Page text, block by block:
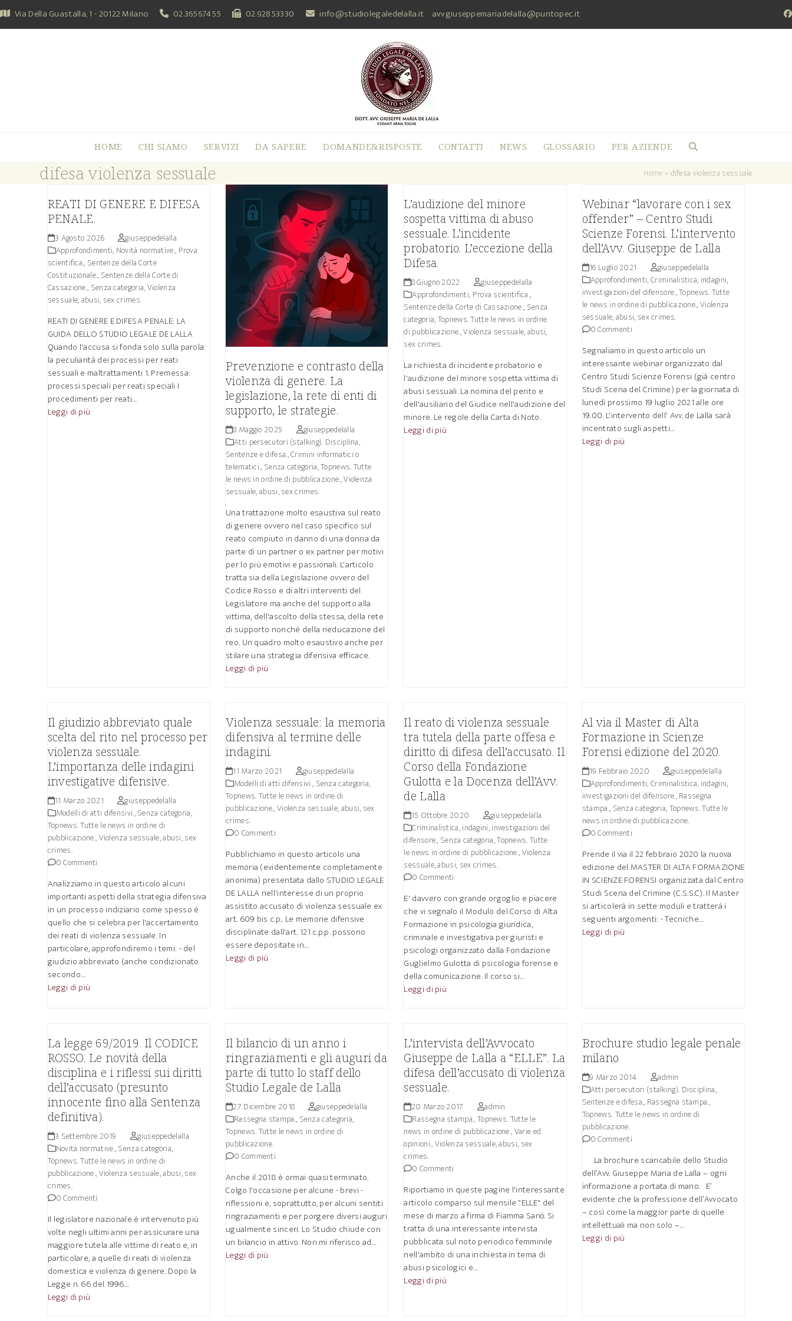
Skip
to
content
Via Della Guastalla, 1 - 20122 Milano 02.36567455 02.92853330 info@studiolegaledelalla.it avvgiuseppemariadelalla@puntopec.it
HOME CHI SIAMO SERVIZI DA SAPERE DOMANDE&RISPOSTE CONTATTI NEWS GLOSSARIO PER AZIENDE
difesa violenza sessuale Home »difesa violenza sessuale
REATI DI GENERE E DIFESA
PENALE.
3 Agosto 2026
giuseppedelalla
Approfondimenti, Novità normative., Prova
scientifica., Sentenze della Corte
Costituzionale., Sentenze della Corte di
Cassazione., Senza categoria,Violenza
sessuale, abusi, sex crimes.
REATI DI GENERE E DIFESA PENALE: LA
GUIDA DELLO STUDIO LEGALE DE LALLA
Quando l'accusa si fonda solo sulla parola:
la peculiarità dei processi per reati
sessuali e maltrattamenti 1. Premessa:
processi speciali per reati speciali I
procedimenti per reati…
Leggi di più
Prevenzione e contrasto della
violenza di genere. La
legislazione, la rete di enti di
supporto, le strategie.
8 Maggio 2025
giuseppedelalla
Atti persecutori (stalking). Disciplina,
Sentenze e difesa.,Crimini informatici o
telematici., Senza categoria,Topnews. Tutte
le news in ordine di pubblicazione.,Violenza
sessuale, abusi, sex crimes.
Una trattazione molto esaustiva sul reato
di genere ovvero nel caso specifico sul
reato compiuto in danno di una donna da
parte di un partner o ex partner per motivi
per lo più emotivi e passionali. L'articolo
tratta sia della Legislazione ovvero del
Codice Rosso e di altri interventi del
Legislatore ma anche del supporto alla
vittima, dell'ascolto della stessa, della rete
di supporto nonchè della rieducazione del
reo. Un quadro molto esaustivo anche per
stilare una strategia difensiva efficace.
Leggi di più
L’audizione del minore
sospetta vittima di abuso
sessuale. L’incidente
probatorio. L’eccezione della
Difesa.
8 Giugno 2022
giuseppedelalla
Approfondimenti, Prova scientifica.,
Sentenze della Corte di Cassazione., Senza
categoria,Topnews. Tutte le news in ordine
di pubblicazione.,Violenza sessuale, abusi,
sex crimes.
La richiesta di incidente probatorio e
l'audizione del minore sospetta vittima di
abusi sessuali. La nomina del perito e
dell'ausiliario del Giudice nell'audizione del
minore. Le regole della Carta di Noto.
Leggi di più
Webinar “lavorare con i sex
offender” – Centro Studi
Scienze Forensi. L’intervento
dell’Avv. Giuseppe de Lalla
16 Luglio 2021
giuseppedelalla
Approfondimenti,Criminalistica, indagini,
investigazioni del difensore.,Topnews. Tutte
le news in ordine di pubblicazione.,Violenza
sessuale, abusi, sex crimes.
0 Commenti
Segnaliamo in questo articolo un
interessante webinar organizzato dal
Centro Studi Scienze Forensi (già centro
Studi Scena del Crimine) per la giornata di
lunedì prossimo 19 luglio 2021 alle ore
19.00. L'intervento dell' Avv. de Lalla sarà
incentrato sugli aspetti…
Leggi di più
Il giudizio abbreviato quale
scelta del rito nel processo per
violenza sessuale.
L’importanza delle indagini
investigative difensive.
11 Marzo 2021
giuseppedelalla
Modelli di atti difensivi.,Senza categoria,
Topnews. Tutte le news in ordine di
pubblicazione.,Violenza sessuale, abusi, sex
crimes.
0 Commenti
Analizziamo in questo articolo alcuni
importanti aspetti della strategia difensiva
in un processo indiziario come spesso è
quello che si celebra per l'accertamento
dei reati di violenza sessuale. In
particolare, approfondiremo i temi: - del
giudizio abbreviato (anche condizionato
secondo…
Leggi di più
Violenza sessuale: la memoria
difensiva al termine delle
indagini.
11 Marzo 2021
giuseppedelalla
Modelli di atti difensivi., Senza categoria,
Topnews. Tutte le news in ordine di
pubblicazione.,Violenza sessuale, abusi, sex
crimes.
0 Commenti
Pubblichiamo in questo articolo una
memoria (evidentemente completamente
anonima) presentata dallo STUDIO LEGALE
DE LALLA nell'interesse di un proprio
assistito accusato di violenza sessuale ex
art. 609 bis c.p.. Le memorie difensive
disciplinate dall'art. 121 c.p.p. possono
essere depositate in…
Leggi di più
Il reato di violenza sessuale
tra tutela della parte offesa e
diritto di difesa dell’accusato. Il
Corso della Fondazione
Gulotta e la Docenza dell’Avv.
de Lalla
15 Ottobre 2020
giuseppedelalla
Criminalistica, indagini, investigazioni del
difensore., Senza categoria,Topnews. Tutte
le news in ordine di pubblicazione.,Violenza
sessuale, abusi, sex crimes.
0 Commenti
E' davvero con grande orgoglio e piacere
che vi segnalo il Modulo del Corso di Alta
Formazione in psicologia giuridica,
criminale e investigativa per giuristi e
psicologi organizzato dalla Fondazione
Guglielmo Gulotta di psicologia forense e
della comunicazione. Il corso si…
Leggi di più
Al via il Master di Alta
Formazione in Scienze
Forensi edizione del 2020.
19 Febbraio 2020
giuseppedelalla
Approfondimenti,Criminalistica, indagini,
investigazioni del difensore.,Rassegna
stampa., Senza categoria,Topnews. Tutte le
news in ordine di pubblicazione.
0 Commenti
Prende il via il 22 febbraio 2020 la nuova
edizione del MASTER DI ALTA FORMAZIONE
IN SCIENZE FORENSI organizzata dal Centro
Studi Scena del Crimine (C.S.S.C). Il Master
si articolerà in sette moduli e tratterà i
seguenti argomenti: - Tecniche…
Leggi di più
La legge 69/2019. Il CODICE
ROSSO. Le novità della
disciplina e i riflessi sui diritti
dell’accusato (presunto
innocente fino alla Sentenza
definitiva).
3 Settembre 2019
giuseppedelalla
Novità normative.,Senza categoria,
Topnews. Tutte le news in ordine di
pubblicazione.,Violenza sessuale, abusi, sex
crimes.
0 Commenti
Il legislatore nazionale è intervenuto più
volte negli ultimi anni per assicurare una
maggiore tutela alle vittime di reato e, in
particolare, a quelle di reati di violenza
domestica e violenza di genere. Dopo la
Legge n. 66 del 1996…
Leggi di più
Il bilancio di un anno i
ringraziamenti e gli auguri da
parte di tutto lo staff dello
Studio Legale de Lalla
27 Dicembre 2018
giuseppedelalla
Rassegna stampa., Senza categoria,
Topnews. Tutte le news in ordine di
pubblicazione.
0 Commenti
Anche il 2018 è ormai quasi terminato.
Colgo l'occasione per alcune - brevi -
riflessioni e, soprattutto, per alcuni sentiti
ringraziamenti e per porgere diversi auguri
ugualmente sinceri. Lo Studio chiude con
un bilancio in attivo. Non mi riferisco ad…
Leggi di più
L’intervista dell’Avvocato
Giuseppe de Lalla a “ELLE”. La
difesa dell’accusato di violenza
sessuale.
20 Marzo 2017
admin
Rassegna stampa.,Topnews. Tutte le
news in ordine di pubblicazione.,Varie ed
opinioni.,Violenza sessuale, abusi, sex
crimes.
0 Commenti
Riportiamo in queste pagine l'interessante
articolo comparso sul mensile "ELLE" del
mese di marzo a firma di Fiamma Sanò. Si
tratta di una interessante intervista
pubblicata sul noto periodico femminile
nell'ambito di una inchiesta in tema di
abusi psicologici e…
Leggi di più
Brochure studio legale penale
milano
9 Marzo 2014
admin
Atti persecutori (stalking). Disciplina,
Sentenze e difesa., Rassegna stampa.,
Topnews. Tutte le news in ordine di
pubblicazione.
0 Commenti
La brochure scaricabile dello Studio
dell’Avv. Giuseppe Maria de Lalla – ogni
informazione a portata di mano. E’
evidente che la professione dell’Avvocato
– così come la maggior parte di quelle
intellettuali ma non solo –…
Leggi di più